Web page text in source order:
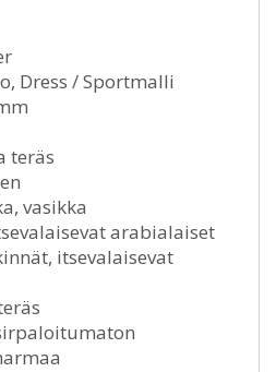
Dress / Sportmalli
teräs
vasikka
arabialaiset
itsevalaisevat